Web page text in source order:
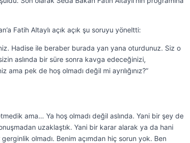
Fatih Altaylı açık açık şu soruyu yöneltti:
Hadise ile beraber burada yan yana oturdunuz. Siz o
aslında bir süre sonra kavga edeceğinizi,
ama pek de hoş olmadı değil mi ayrılığınız?”
ama… Ya hoş olmadı değil aslında. Yani bir şey de
uzaklaştık. Yani bir karar alarak ya da hani
olmadı. Benim açımdan hiç sorun yok. Ben